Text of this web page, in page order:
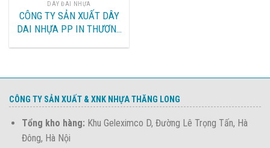
DÂY ĐAI NHỰA
CÔNG TY SẢN XUẤT DÂY
DAI NHỰA PP IN THƯƠNG
CÔNG TY SẢN XUẤT & XNK NHỰA THĂNG LONG
Tổng kho hàng: Khu Geleximco D, Đường Lê Trọng Tấn, Hà
Đông, Hà Nội